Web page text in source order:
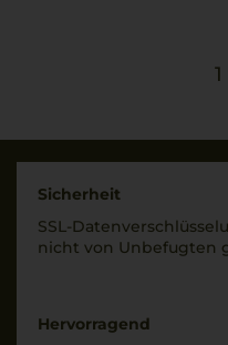
1
Sicherheit
SSL-
nicht von Unbe­fugten
Hervorragend